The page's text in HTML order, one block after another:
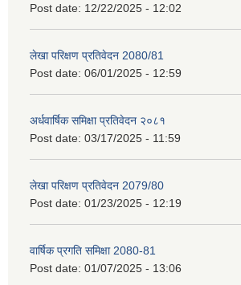
Post date: 12/22/2025 - 12:02
लेखा परिक्षण प्रतिवेदन 2080/81
Post date: 06/01/2025 - 12:59
अर्धवार्षिक समिक्षा प्रतिवेदन २०८१
Post date: 03/17/2025 - 11:59
लेखा परिक्षण प्रतिवेदन 2079/80
Post date: 01/23/2025 - 12:19
वार्षिक प्रगति समिक्षा 2080-81
Post date: 01/07/2025 - 13:06